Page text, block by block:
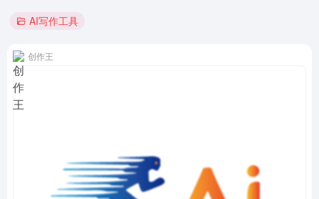
AI写作工具
创作王